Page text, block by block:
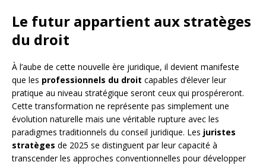
Le futur appartient aux stratèges
du droit
À l’aube de cette nouvelle ère juridique, il devient manifeste
que les professionnels du droit capables d’élever leur
pratique au niveau stratégique seront ceux qui prospéreront.
Cette transformation ne représente pas simplement une
évolution naturelle mais une véritable rupture avec les
paradigmes traditionnels du conseil juridique. Les juristes
stratèges de 2025 se distinguent par leur capacité à
transcender les approches conventionnelles pour développer